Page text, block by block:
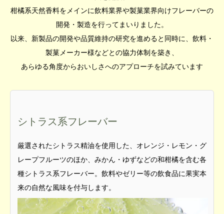
柑橘系天然香料をメインに飲料業界や製菓業界向けフレーバーの
開発・製造を行ってまいりました。
以来、新製品の開発や品質維持の研究を進めると同時に、飲料・
製菓メーカー様などとの協力体制を築き、
あらゆる角度からおいしさへのアプローチを試みています
シトラス系フレーバー
厳選されたシトラス精油を使用した、オレンジ・レモン・グ
レープフルーツのほか、みかん・ゆずなどの和柑橘を含む各
種シトラス系フレーバー。飲料やゼリー等の飲食品に果実本
来の自然な風味を付与します。